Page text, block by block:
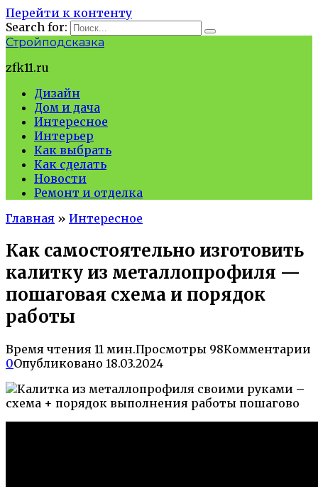
Перейти к контенту
Search for:
Стройподсказка
zfk11.ru
Дизайн
Дом и дача
Интересное
Интерьер
Как выбрать
Как сделать
Новости
Ремонт и отделка
Главная » Интересное
Как самостоятельно изготовить
калитку из металлопрофиля —
пошаговая схема и порядок
работы
Время чтения 11 мин.Просмотры 98Комментарии
0Опубликовано 18.03.2024